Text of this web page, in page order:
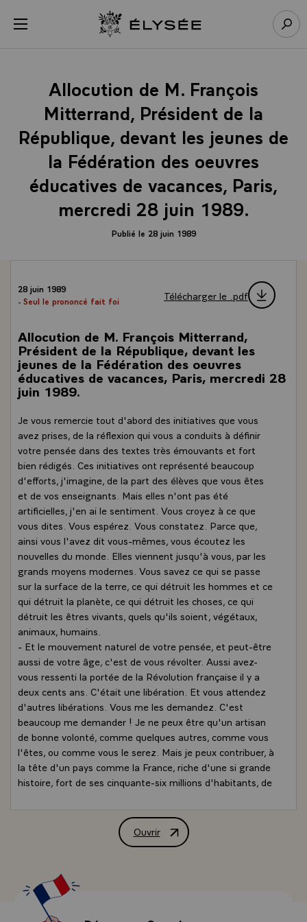
menu Retour à l’accueil Élysée
Allocution de M. François
Mitterrand, Président de la
République, devant les jeunes de
la Fédération des oeuvres
éducatives de vacances, Paris,
mercredi 28 juin 1989.
Publié le 28 juin 1989
28 juin 1989
- Seul le prononcé fait foi
Télécharger le .pdf
Allocution de M. François Mitterrand,
Président de la République, devant les
jeunes de la Fédération des oeuvres
éducatives de vacances, Paris, mercredi 28
juin 1989.
Je vous remercie tout d'abord des initiatives que vous
avez prises, de la réflexion qui vous a conduits à définir
votre pensée dans des textes très émouvants et fort
bien rédigés. Ces initiatives ont représenté beaucoup
d'efforts, j'imagine, de la part des élèves que vous êtes
et de vos enseignants. Mais elles n'ont pas été
artificielles, j'en ai le sentiment. Vous croyez à ce que
vous dites. Vous espérez. Vous constatez. Parce que,
ainsi vous l'avez dit vous-mêmes, vous écoutez les
nouvelles du monde. Elles viennent jusqu'à vous, par les
grands moyens modernes. Vous savez ce qui se passe
sur la surface de la terre, ce qui détruit les hommes et ce
qui détruit la planète, ce qui détruit les choses, ce qui
détruit les êtres vivants, quels qu'ils soient, végétaux,
animaux, humains.
- Et le mouvement naturel de votre pensée, et peut-être
aussi de votre âge, c'est de vous révolter. Aussi avez-
vous ressenti la portée de la Révolution française il y a
deux cents ans. C'était une libération. Et vous attendez
d'autres libérations. Vous me les demandez. C'est
beaucoup me demander ! Je ne peux être qu'un artisan
de bonne volonté, comme quelques autres, comme vous
l'êtes, ou comme vous le serez. Mais je peux contribuer, à
la tête d'un pays comme la France, riche d'une si grande
histoire, fort de ses cinquante-six millions d'habitants, de
tant d'autres, puisque nous faisons partie des premiers
pays du monde, par leur force économique et industrielle
de la France. Si elle ne le fait pas, qui le fera ?
- Je transmettrai les documents que vous m'avez remis
aux différents chefs d'Etat ou de gouvernement que
j'aurai l'occasion de rencontrer dans quelques jours.
Ouvrir
Allocution de M. François Mitterrand,
Panneau de gestion des cookies